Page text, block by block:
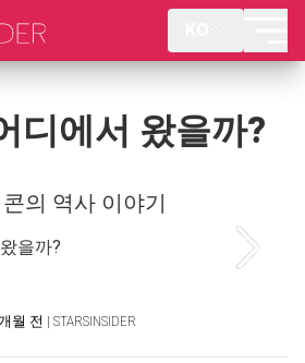
디에서 왔을까?
의 역사 이야기
월 전 | STARSINSIDER